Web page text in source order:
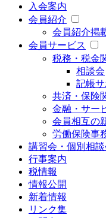
入会案内
会員紹介
会員紹介掲
会員サービス
税務・税金
相談会
記帳
共済・保険
金融・サー
会員相互の
労働保険事
講習会・個別相談
行事案内
税情報
情報公開
新着情報
リンク集